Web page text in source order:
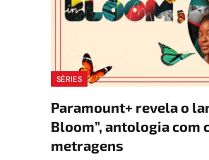
SÉRIES
Paramount+ revela o
Bloom”, antologia com
metragens